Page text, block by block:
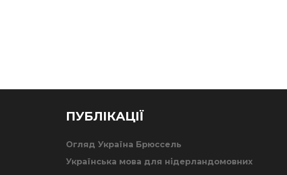
ПУБЛІКАЦІЇ
Огляд Україна Брюссель
Українська мова для нідерландомовних